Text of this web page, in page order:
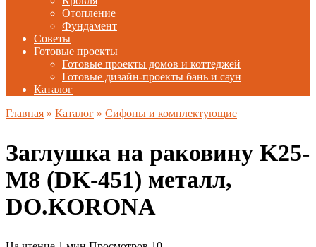
Отопление
Фундамент
Советы
Готовые проекты
Готовые проекты домов и коттеджей
Готовые дизайн-проекты бань и саун
Каталог
Главная » Каталог » Сифоны и комплектующие
Заглушка на раковину K25-
M8 (DK-451) металл,
DO.KORONA